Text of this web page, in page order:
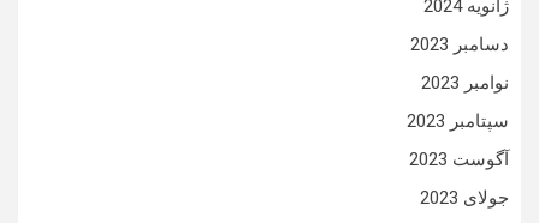
ژانویه 2024
دسامبر 2023
نوامبر 2023
سپتامبر 2023
آگوست 2023
جولای 2023